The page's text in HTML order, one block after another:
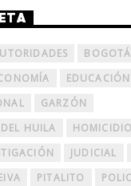
BOGOTÁ
EDUCACIÓN
GARZÓN
HUILA
HOMICIDIO
JUDICIAL
PITALITO